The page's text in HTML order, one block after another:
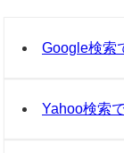
Google検索
Yahoo検索